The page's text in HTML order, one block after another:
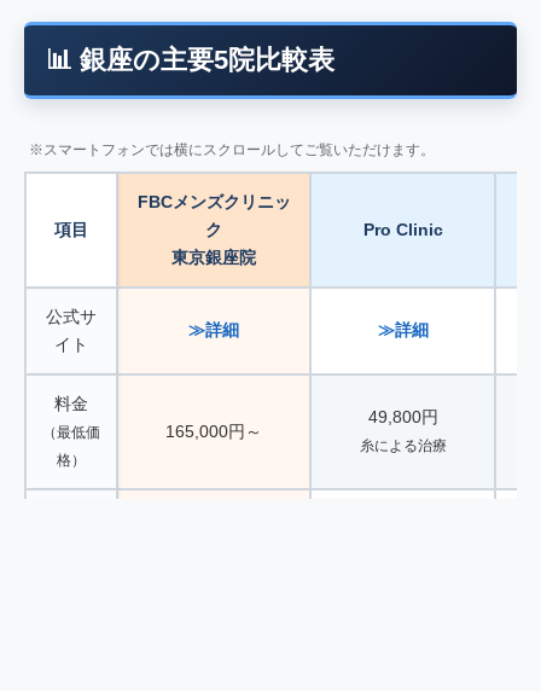
📊 銀座の主要5院比較表
※スマートフォンでは横にスクロールしてご覧いただけます。
項目
FBCメンズクリニッ
ク
東京銀座院
Pro Clinic
公式サ
イト
≫詳細 ≫詳細
料金
（最低価
格）
165,000円～
49,800円
糸による治療